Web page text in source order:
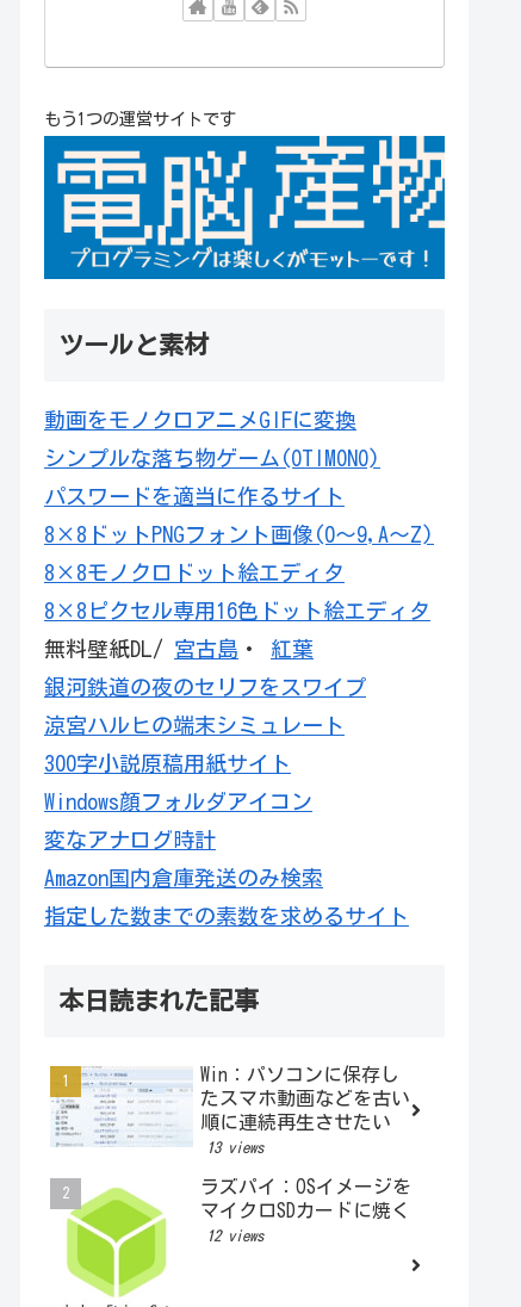
もう1つの運営サイトです
ツールと素材
動画をモノクロアニメGIFに変換
シンプルな落ち物ゲーム(OTIMONO)
パスワードを適当に作るサイト
8×8ドットPNGフォント画像(0～9,A～Z)
8×8モノクロドット絵エディタ
8×8ピクセル専用16色ドット絵エディタ
無料壁紙DL/ 宮古島 ・ 紅葉
銀河鉄道の夜のセリフをスワイプ
涼宮ハルヒの端末シミュレート
300字小説原稿用紙サイト
Windows顔フォルダアイコン
変なアナログ時計
Amazon国内倉庫発送のみ検索
指定した数までの素数を求めるサイト
本日読まれた記事
Win：パソコンに保存し
たスマホ動画などを古い
順に連続再生させたい
13 views
ラズパイ：OSイメージを
マイクロSDカードに焼く
12 views